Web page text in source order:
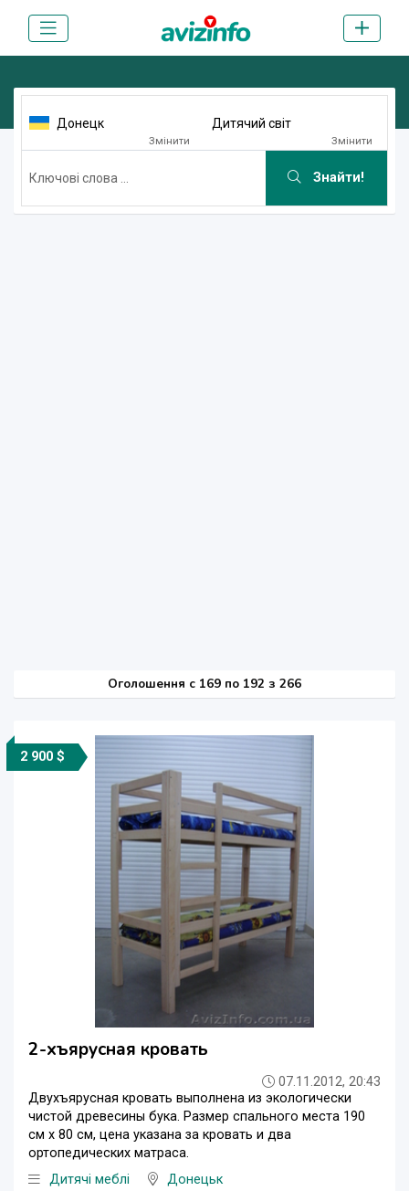
Донецк
Змінити
Дитячий світ
Змінити
Знайти!
Оголошення c 169 по 192 з 266
2 900 $
2-хъярусная кровать
07.11.2012, 20:43
Двухъярусная кровать выполнена из экологически
чистой древесины бука. Размер спального места 190
см х 80 см, цена указана за кровать и два
ортопедических матраса.
Дитячі меблі
Донецьк